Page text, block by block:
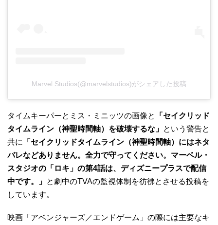
Marvel Studios(@marvelstudios)がシェアした投稿
タイムキーパーとミス・ミニッツの画像と
「セイクリッド
タイムライン（神聖時間軸）を破壊するな」
という警告と
共に
「セイクリッドタイムライン（神聖時間軸）にはネタ
バレなどありません。全力で守ってください。マーベル・
スタジオの「ロキ」の第4話は、ディズニープラスで配信
中です。」
と劇中のTVAの監視体制を彷彿とさせる投稿を
しています。
映画「アベンジャーズ／エンドゲーム」の際には主要なキ